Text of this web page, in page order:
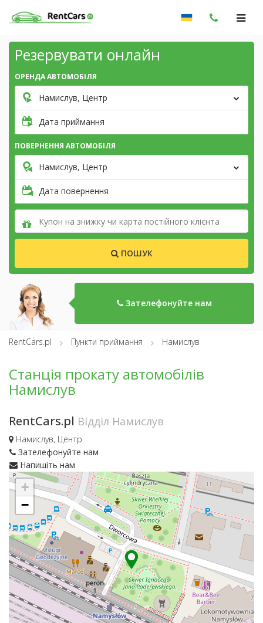
Резервувати онлайн
ОРЕНДА АВТОМОБІЛЯ
Намислув, Центр
Дата приймання
ПОВЕРНЕННЯ АВТОМОБІЛЯ
Намислув, Центр
Дата повернення
ПОШУК
Зателефонуйте нам
RentCars.pl Пункти приймання Намислув
Станція прокату автомобілів
Намислув
RentCars.pl Відділ Намислув
Намислув, Центр
Зателефонуйте нам
Напишіть нам
+
−